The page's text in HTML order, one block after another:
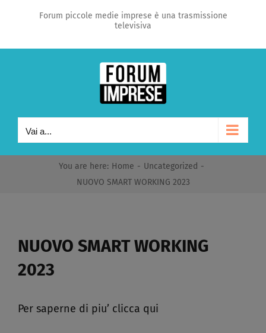
contenuto
Forum piccole medie imprese è una trasmissione
televisiva
Vai a...
You are here: Home - Uncategorized -
NUOVO SMART WORKING 2023
NUOVO SMART WORKING
2023
Per saperne di piu’ clicca qui